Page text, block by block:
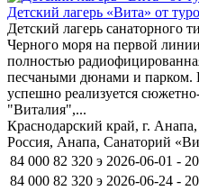
Детский лагерь «Вита» от
Детский лагерь санаторного
Черного моря на первой
полностью
песчаными дюнами и парком.
успешно реализуется
"Виталия",...
Краснодарский край, г.
Россия, Анапа, Санаторий
84 000 82 320 э 2026-06-01 -
84 000 82 320 э 2026-06-24 -